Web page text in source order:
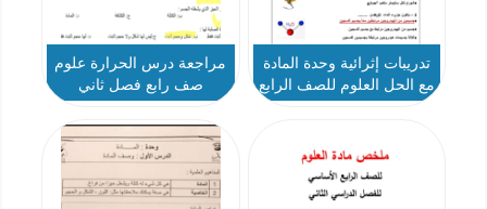
تدريبات إثرائية وحدة المادة
مع الحل العلوم للصف الرابع
مراجعة درس الحرارة علوم
صف رابع فصل ثاني